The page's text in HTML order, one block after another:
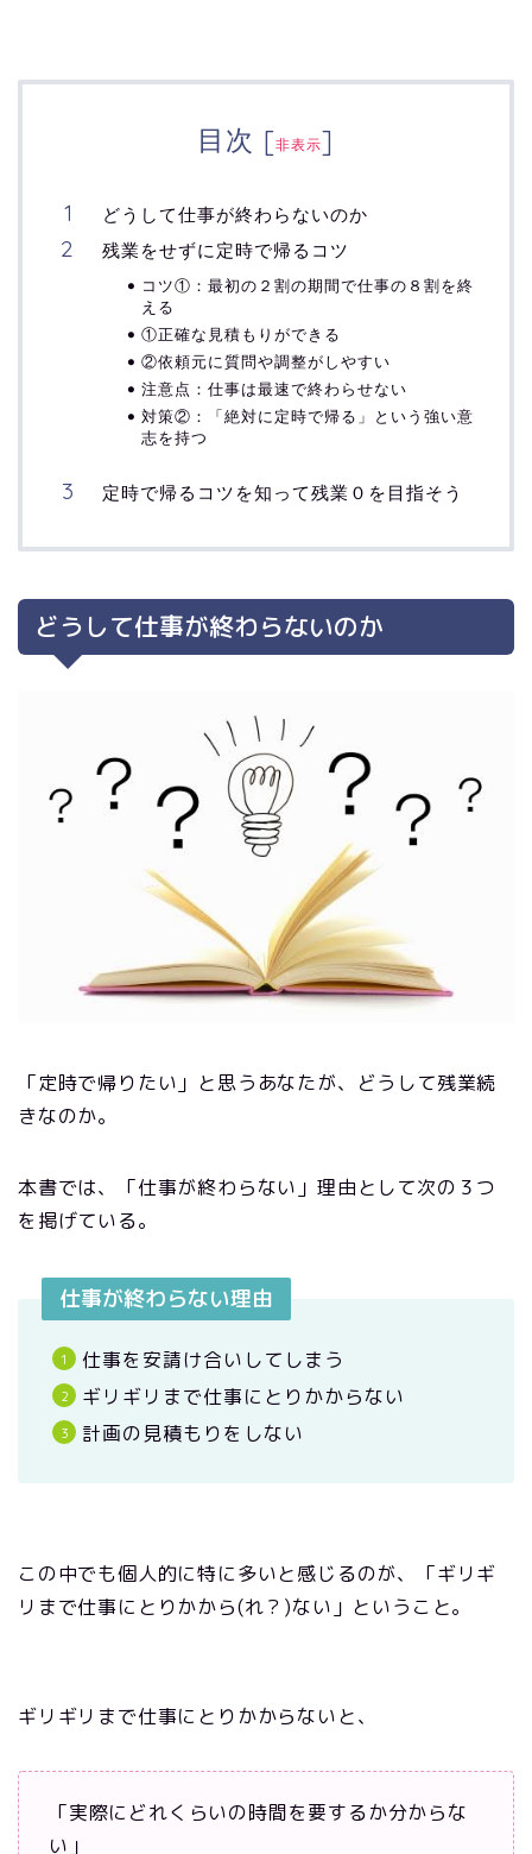
目次 [非表示]
どうして仕事が終わらないのか
残業をせずに定時で帰るコツ
コツ①：最初の２割の期間で仕事の８割を終
える
①正確な見積もりができる
②依頼元に質問や調整がしやすい
注意点：仕事は最速で終わらせない
対策②：「絶対に定時で帰る」という強い意
志を持つ
定時で帰るコツを知って残業０を目指そう
どうして仕事が終わらないのか
「定時で帰りたい」と思うあなたが、どうして残業続
きなのか。
本書では、「仕事が終わらない」理由として次の３つ
を掲げている。
仕事が終わらない理由
仕事を安請け合いしてしまう
ギリギリまで仕事にとりかからない
計画の見積もりをしない
この中でも個人的に特に多いと感じるのが、「ギリギ
リまで仕事にとりかから(れ？)ない」ということ。
ギリギリまで仕事にとりかからないと、
「実際にどれくらいの時間を要するか分からな
い」